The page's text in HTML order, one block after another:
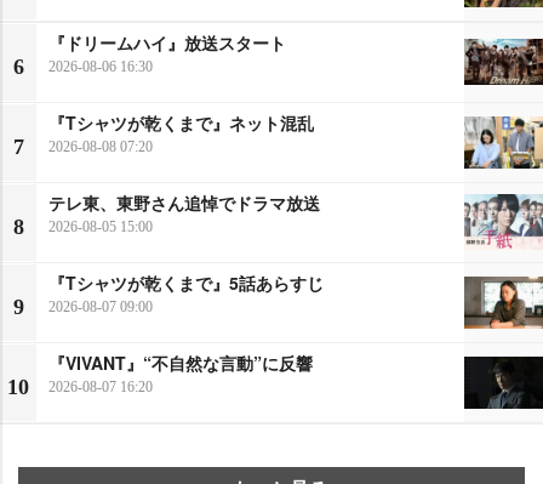
6
『ドリームハイ』放送スタート
2026-08-06 16:30
7
『Tシャツが乾くまで』ネット混乱
2026-08-08 07:20
8
テレ東、東野さん追悼でドラマ放送
2026-08-05 15:00
9
『Tシャツが乾くまで』5話あらすじ
2026-08-07 09:00
10
『VIVANT』“不自然な言動”に反響
2026-08-07 16:20